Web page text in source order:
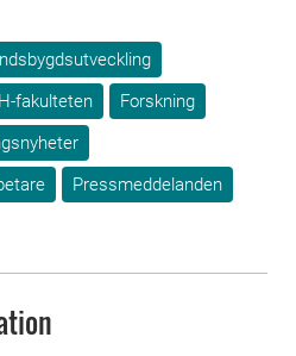
fakulteten
Forskning
Pressmeddelanden